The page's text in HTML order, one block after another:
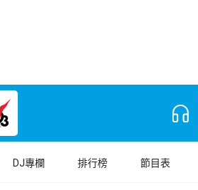
DJ專欄 排行榜 節目表